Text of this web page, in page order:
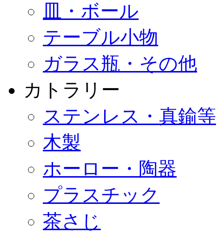
皿・ボール
テーブル小物
ガラス瓶・その他
カトラリー
ステンレス・真鍮等
木製
ホーロー・陶器
プラスチック
茶さじ